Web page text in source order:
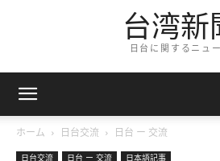
台湾新
日台に関するニュ
ホーム 日台交流 日台 ー 交流
日台交流 日台 ー 交流 日本語記事